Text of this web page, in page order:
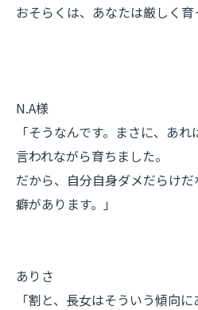
おそらくは、あなたは厳しく育
N.A様
「そうなんです。まさに、あ
言われながら育ちました。
だから、自分自身ダメだらけ
癖があります。」
ありさ
「割と、長女はそういう傾向に